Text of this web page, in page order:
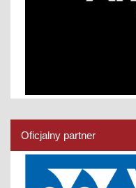
Oficjalny partner